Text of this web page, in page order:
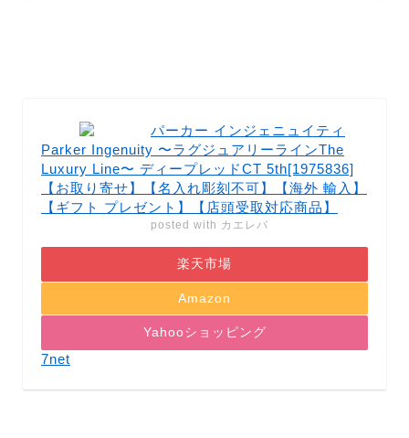
パーカー インジェニュイティ
Parker Ingenuity 〜ラグジュアリーラインThe
Luxury Line〜 ディープレッドCT 5th[1975836]
【お取り寄せ】【名入れ彫刻不可】【海外 輸入】
【ギフト プレゼント】【店頭受取対応商品】
posted with カエレバ
楽天市場
Amazon
Yahooショッピング
7net